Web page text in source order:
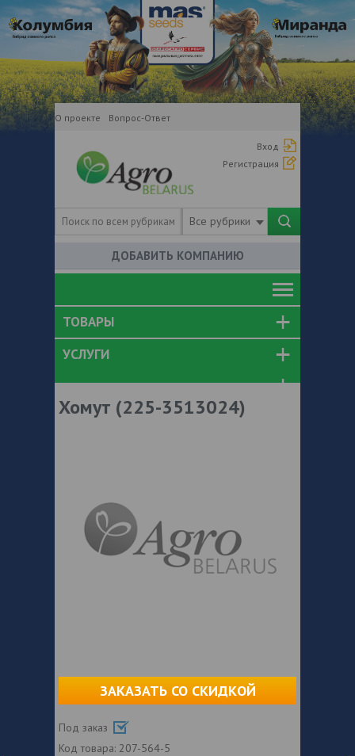
О проекте Вопрос-Ответ
Вход
Регистрация
Все рубрики
ДОБАВИТЬ КОМПАНИЮ
ТОВАРЫ
УСЛУГИ
Хомут (225-3513024)
ЗАКАЗАТЬ СО СКИДКОЙ
Под заказ
Код товара: 207-564-5